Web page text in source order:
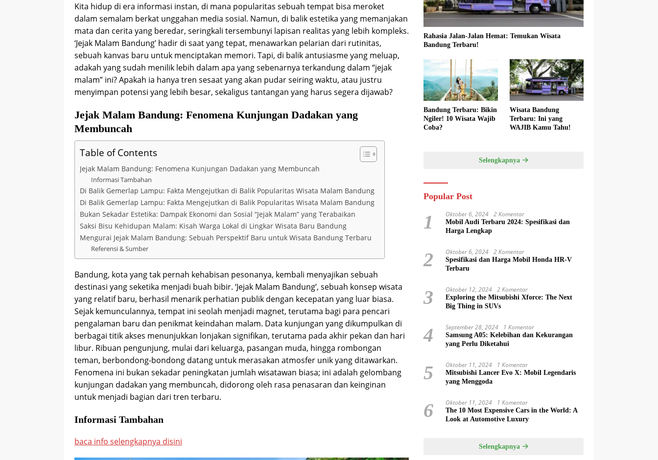
Kita hidup di era informasi instan, di mana popularitas sebuah tempat bisa meroket
dalam semalam berkat unggahan media sosial. Namun, di balik estetika yang memanjakan
mata dan cerita yang beredar, seringkali tersembunyi lapisan realitas yang lebih kompleks.
‘Jejak Malam Bandung’ hadir di saat yang tepat, menawarkan pelarian dari rutinitas,
sebuah kanvas baru untuk menciptakan memori. Tapi, di balik antusiasme yang meluap,
adakah yang sudah menilik lebih dalam apa yang sebenarnya terkandung dalam “jejak
malam” ini? Apakah ia hanya tren sesaat yang akan pudar seiring waktu, atau justru
menyimpan potensi yang lebih besar, sekaligus tantangan yang harus segera dijawab?
Jejak Malam Bandung: Fenomena Kunjungan Dadakan yang
Membuncah
Table of Contents
Jejak Malam Bandung: Fenomena Kunjungan Dadakan yang Membuncah
Informasi Tambahan
Di Balik Gemerlap Lampu: Fakta Mengejutkan di Balik Popularitas Wisata Malam Bandung
Di Balik Gemerlap Lampu: Fakta Mengejutkan di Balik Popularitas Wisata Malam Bandung
Bukan Sekadar Estetika: Dampak Ekonomi dan Sosial “Jejak Malam” yang Terabaikan
Saksi Bisu Kehidupan Malam: Kisah Warga Lokal di Lingkar Wisata Baru Bandung
Mengurai Jejak Malam Bandung: Sebuah Perspektif Baru untuk Wisata Bandung Terbaru
Referensi & Sumber
Bandung, kota yang tak pernah kehabisan pesonanya, kembali menyajikan sebuah
destinasi yang seketika menjadi buah bibir. ‘Jejak Malam Bandung’, sebuah konsep wisata
yang relatif baru, berhasil menarik perhatian publik dengan kecepatan yang luar biasa.
Sejak kemunculannya, tempat ini seolah menjadi magnet, terutama bagi para pencari
pengalaman baru dan penikmat keindahan malam. Data kunjungan yang dikumpulkan di
berbagai titik akses menunjukkan lonjakan signifikan, terutama pada akhir pekan dan hari
libur. Ribuan pengunjung, mulai dari keluarga, pasangan muda, hingga rombongan
teman, berbondong-bondong datang untuk merasakan atmosfer unik yang ditawarkan.
Fenomena ini bukan sekadar peningkatan jumlah wisatawan biasa; ini adalah gelombang
kunjungan dadakan yang membuncah, didorong oleh rasa penasaran dan keinginan
untuk menjadi bagian dari tren terbaru.
Informasi Tambahan
baca info selengkapnya disini
Rahasia Jalan-Jalan Hemat: Temukan Wisata
Bandung Terbaru!
Bandung Terbaru: Bikin
Ngiler! 10 Wisata Wajib
Coba?
Wisata Bandung
Terbaru: Ini yang
WAJIB Kamu Tahu!
Selengkapnya
Popular Post
1 Oktober 6, 2024 2 Komentar
Mobil Audi Terbaru 2024: Spesifikasi dan
Harga Lengkap
2 Oktober 6, 2024 2 Komentar
Spesifikasi dan Harga Mobil Honda HR-V
Terbaru
3 Oktober 12, 2024 2 Komentar
Exploring the Mitsubishi Xforce: The Next
Big Thing in SUVs
4 September 28, 2024 1 Komentar
Samsung A05: Kelebihan dan Kekurangan
yang Perlu Diketahui
5 Oktober 11, 2024 1 Komentar
Mitsubishi Lancer Evo X: Mobil Legendaris
yang Menggoda
6 Oktober 11, 2024 1 Komentar
The 10 Most Expensive Cars in the World: A
Look at Automotive Luxury
Selengkapnya